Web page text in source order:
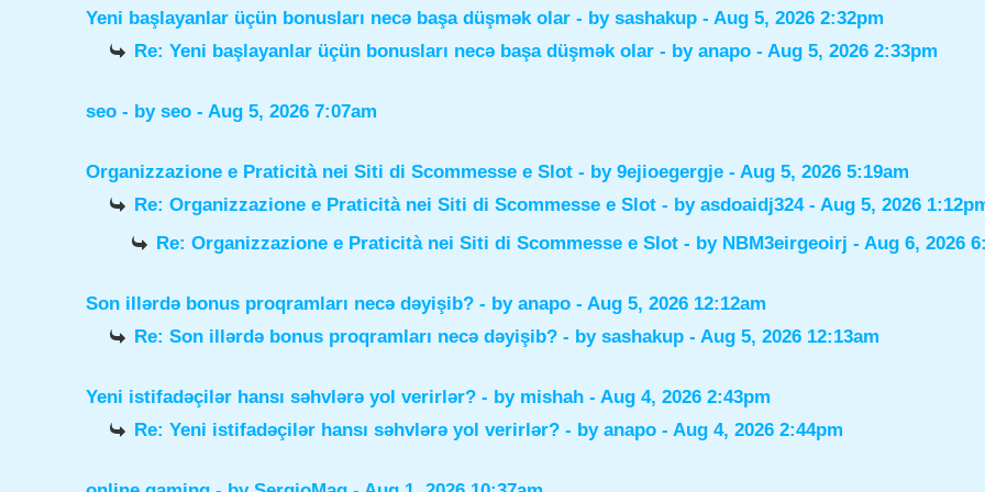
Yeni başlayanlar üçün bonusları necə başa düşmək olar - by sashakup- Aug 5, 2026 2:32pm
Re: Yeni başlayanlar üçün bonusları necə başa düşmək olar - by anapo- Aug 5, 2026 2:33pm
seo - by seo- Aug 5, 2026 7:07am
Organizzazione e Praticità nei Siti di Scommesse e Slot - by 9ejioegergje- Aug 5, 2026 5:19am
Re: Organizzazione e Praticità nei Siti di Scommesse e Slot - by asdoaidj324- Aug 5, 2026
Re: Organizzazione e Praticità nei Siti di Scommesse e Slot - by NBM3eirgeoirj - Aug 6, 2026
Son illərdə bonus proqramları necə dəyişib? - by anapo- Aug 5, 2026 12:12am
Re: Son illərdə bonus proqramları necə dəyişib? - by sashakup- Aug 5, 2026 12:13am
Yeni istifadəçilər hansı səhvlərə yol verirlər? - by mishah- Aug 4, 2026 2:43pm
Re: Yeni istifadəçilər hansı səhvlərə yol verirlər? - by anapo- Aug 4, 2026 2:44pm